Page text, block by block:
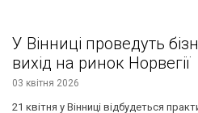
У Вінниці проведуть
вихід на ринок Норвегії
03 квітня 2026
21 квітня у Вінниці відбудеться